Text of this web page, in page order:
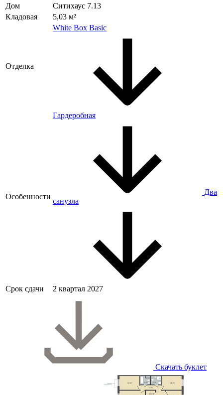
Дом
Ситихаус 7.13
Кладовая
5,03 м²
Отделка
White Box Basic
Особенности
Гардеробная
Два
санузла
Срок сдачи 2 квартал 2027
Скачать буклет